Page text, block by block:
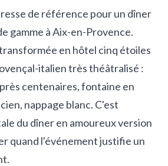
de référence pour un dîner
gamme à Aix-en-Provence.
en hôtel cinq étoiles
italien très théâtralisé :
centenaires, fontaine en
nappage blanc. C'est
du dîner en amoureux version
quand l'événement justifie un